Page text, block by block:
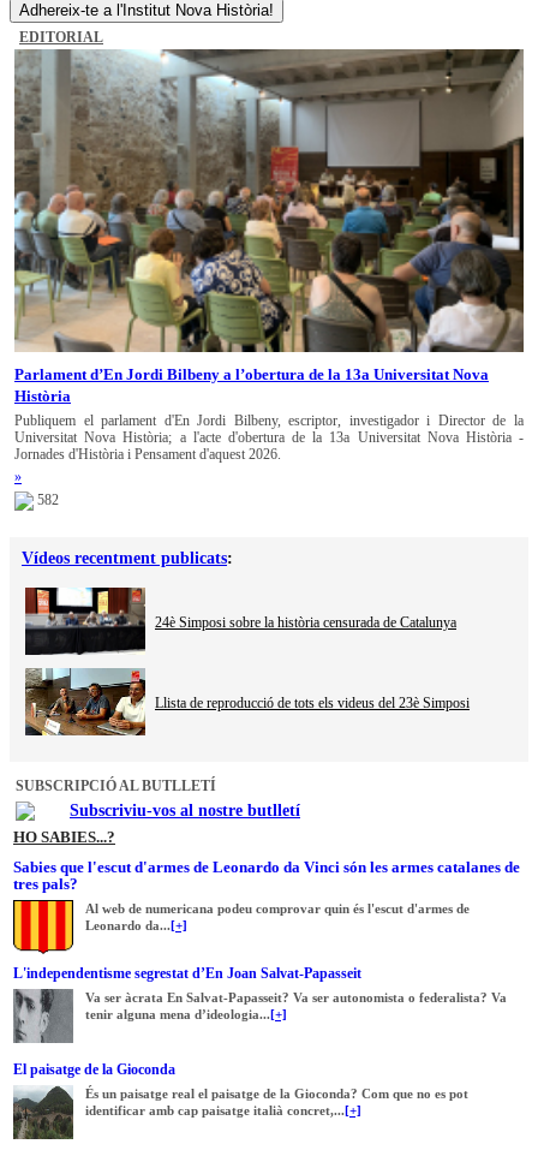
Adhereix-te a l'Institut Nova Història!
EDITORIAL
Parlament d’En Jordi Bilbeny a l’obertura de la 13a Universitat Nova
Història
Publiquem el parlament d'En Jordi Bilbeny, escriptor, investigador i Director de la
Universitat Nova Història; a l'acte d'obertura de la 13a Universitat Nova Història -
Jornades d'Història i Pensament d'aquest 2026.
»
582
Vídeos recentment publicats:
24è Simposi sobre la història censurada de Catalunya
Llista de reproducció de tots els videus del 23è Simposi
SUBSCRIPCIÓ AL BUTLLETÍ
Subscriviu-vos al nostre butlletí
HO SABIES...?
Sabies que l'escut d'armes de Leonardo da Vinci són les armes catalanes de
tres pals?
Al web de numericana podeu comprovar quin és l'escut d'armes de
Leonardo da...[+]
L'independentisme segrestat d’En Joan Salvat-Papasseit
Va ser àcrata En Salvat-Papasseit? Va ser autonomista o federalista? Va
tenir alguna mena d’ideologia...[+]
El paisatge de la Gioconda
És un paisatge real el paisatge de la Gioconda? Com que no es pot
identificar amb cap paisatge italià concret,...[+]